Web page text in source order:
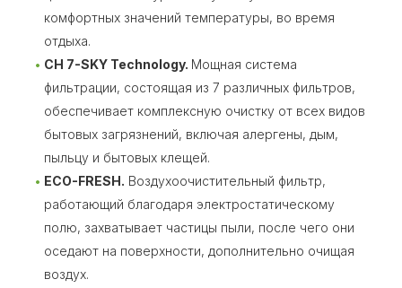
комфортных значений температуры, во время
отдыха.
CH 7-SKY Technology. Мощная система
фильтрации, состоящая из 7 различных фильтров,
обеспечивает комплексную очистку от всех видов
бытовых загрязнений, включая алергены, дым,
пыльцу и бытовых клещей.
ECO-FRESH. Воздухоочистительный фильтр,
работающий благодаря электростатическому
полю, захватывает частицы пыли, после чего они
оседают на поверхности, дополнительно очищая
воздух.